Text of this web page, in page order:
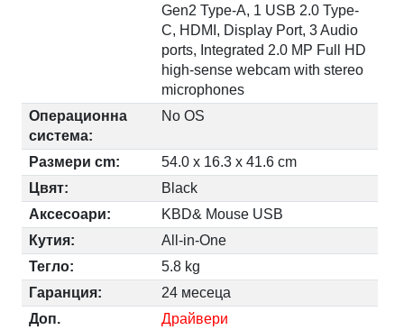
Gen2 Type-A, 1 USB 2.0 Type-
C, HDMI, Display Port, 3 Audio
ports, Integrated 2.0 MP Full HD
high-sense webcam with stereo
microphones
Операционна
система:
No OS
Размери cm:
54.0 x 16.3 x 41.6 cm
Цвят:
Black
Аксесоари:
KBD& Mouse USB
Кутия:
All-in-One
Тегло:
5.8 kg
Гаранция:
24 месеца
Доп.
Драйвери